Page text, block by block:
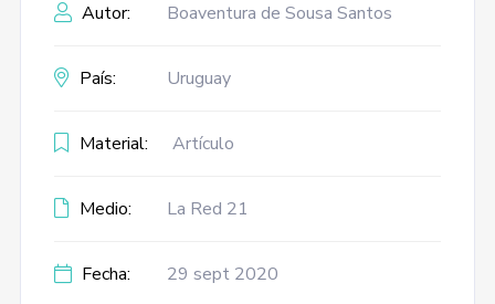
Autor: Boaventura de Sousa Santos
País: Uruguay
Material: Artículo
Medio: La Red 21
Fecha: 29 sept 2020